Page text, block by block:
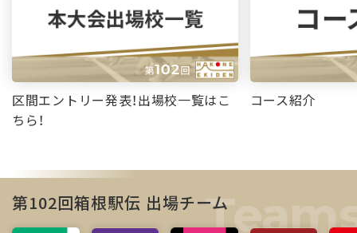
区間エントリー発表！出場校一覧はこ
ちら！
コース紹介
第102回箱根駅伝 出場チーム